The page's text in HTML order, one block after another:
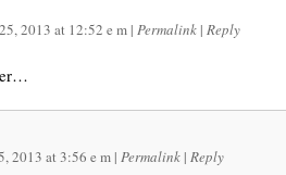
2013 at 12:52 e m | Permalink | Reply
2013 at3:56 e m | Permalink | Reply